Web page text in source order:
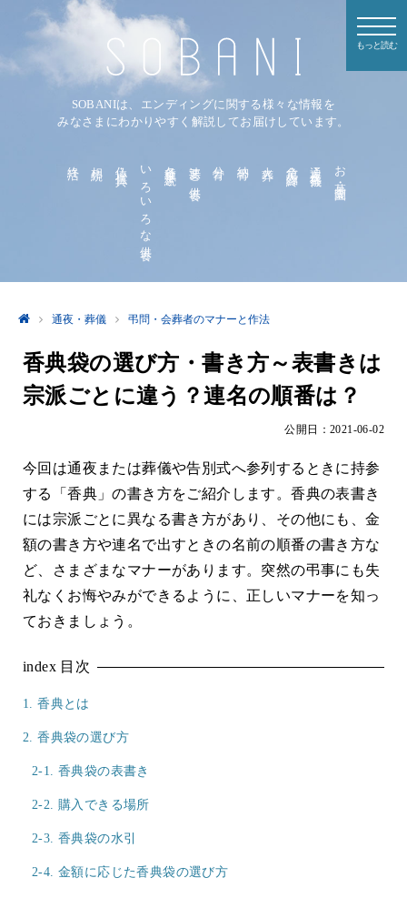
SOBANIは、エンディングに関する様々な情報を
みなさまにわかりやすく解説してお届けしています。
お墓・霊園
法要と供養
各種手続き
いろいろな供養
通夜・葬儀 弔問・会葬者のマナーと作法
香典袋の選び方・書き方～表書きは
宗派ごとに違う？連名の順番は？
公開日：2021-06-02
今回は通夜または葬儀や告別式へ参列するときに持参
する「香典」の書き方をご紹介します。香典の表書き
には宗派ごとに異なる書き方があり、その他にも、金
額の書き方や連名で出すときの名前の順番の書き方な
ど、さまざまなマナーがあります。突然の弔事にも失
礼なくお悔やみができるように、正しいマナーを知っ
ておきましょう。
index 目次
1. 香典とは
2. 香典袋の選び方
2-1. 香典袋の表書き
2-2. 購入できる場所
2-3. 香典袋の水引
2-4. 金額に応じた香典袋の選び方
もっと読む